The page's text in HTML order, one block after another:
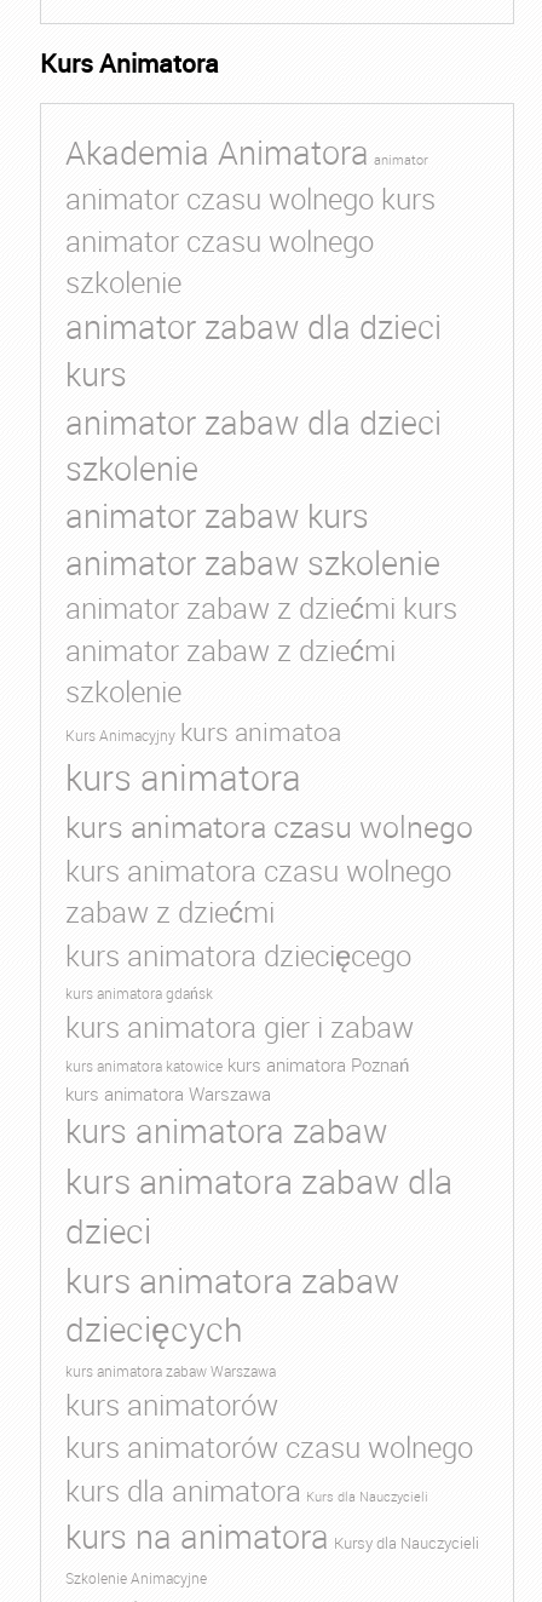
Kurs Animatora
Akademia Animatora animator
animator czasu wolnego kurs
animator czasu wolnego
szkolenie
animator zabaw dla dzieci
kurs
animator zabaw dla dzieci
szkolenie
animator zabaw kurs
animator zabaw szkolenie
animator zabaw z dziećmi kurs
animator zabaw z dziećmi
szkolenie
Kurs Animacyjny kurs animatoa
kurs animatora
kurs animatora czasu wolnego
kurs animatora czasu wolnego
zabaw z dziećmi
kurs animatora dziecięcego
kurs animatora gdańsk
kurs animatora gier i zabaw
kurs animatora katowice kurs animatora Poznań
kurs animatora Warszawa
kurs animatora zabaw
kurs animatora zabaw dla
dzieci
kurs animatora zabaw
dziecięcych
kurs animatora zabaw Warszawa
kurs animatorów
kurs animatorów czasu wolnego
kurs dla animatora Kurs dla Nauczycieli
kurs na animatora Kursy dla Nauczycieli
Szkolenie Animacyjne